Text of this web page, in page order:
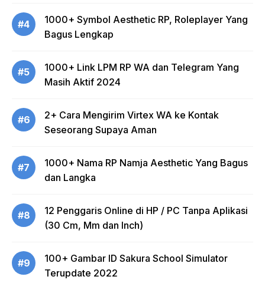
#4
1000+ Symbol Aesthetic RP, Roleplayer Yang
Bagus Lengkap
#5
1000+ Link LPM RP WA dan Telegram Yang
Masih Aktif 2024
#6
2+ Cara Mengirim Virtex WA ke Kontak
Seseorang Supaya Aman
#7
1000+ Nama RP Namja Aesthetic Yang Bagus
dan Langka
#8
12 Penggaris Online di HP / PC Tanpa Aplikasi
(30 Cm, Mm dan Inch)
#9
100+ Gambar ID Sakura School Simulator
Terupdate 2022